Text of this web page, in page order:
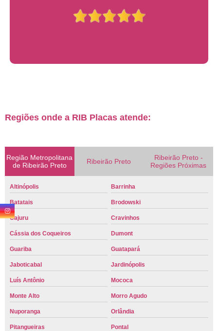
Regiões onde a RIB Placas atende:
Região Metropolitana
de Ribeirão Preto
Ribeirão Preto
Ribeirão Preto -
Regiões Próximas
Altinópolis Barrinha
Batatais Brodowski
Cajuru Cravinhos
Cássia dos Coqueiros Dumont
Guariba Guatapará
Jaboticabal Jardinópolis
Luís Antônio Mococa
Monte Alto Morro Agudo
Nuporanga Orlândia
Pitangueiras Pontal